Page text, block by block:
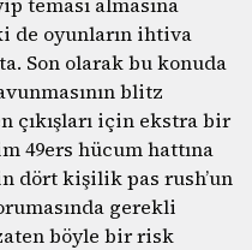
de oyunların ihtiva
Son olarak bu konuda
blitz
çıkışları için ekstra bir
49ers hücum hattına
dört kişilik pas rush’un
gerekli
böyle bir risk